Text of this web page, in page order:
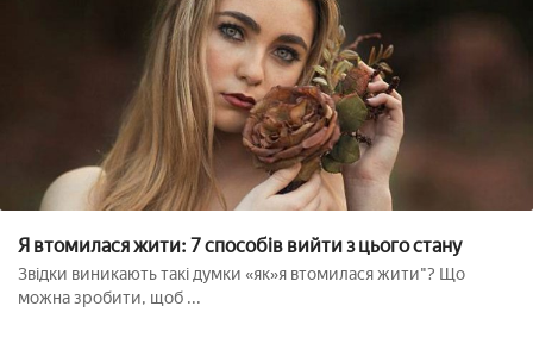
Я втомилася жити: 7 способів вийти з цього стану
Звідки виникають такі думки «як»я втомилася жити"? Що
можна зробити, щоб ...